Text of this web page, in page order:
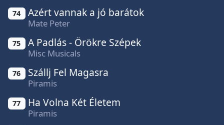
74 Azért vannak a jó barátok
Mate Peter
75 A Padlás - Örökre Szépek
Misc Musicals
76 Szállj Fel Magasra
Piramis
77 Ha Volna Két Életem
Piramis